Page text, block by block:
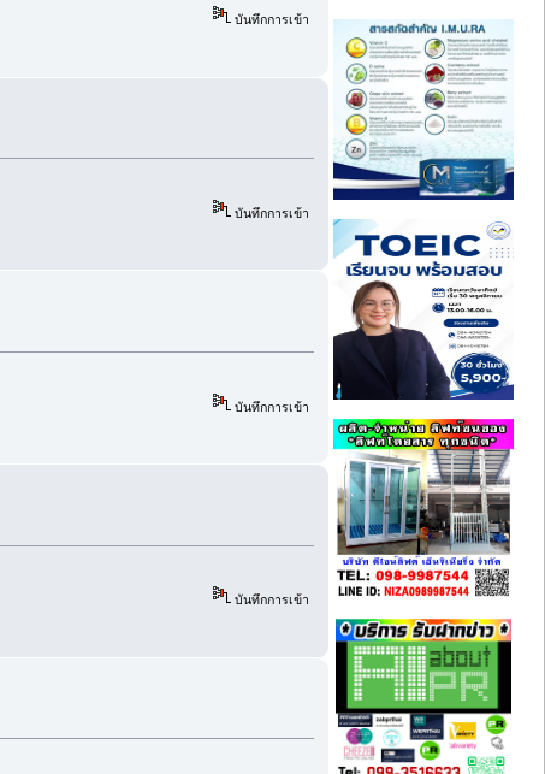
บันทึกการเข้า
บันทึกการเข้า
บันทึกการเข้า
บันทึกการเข้า